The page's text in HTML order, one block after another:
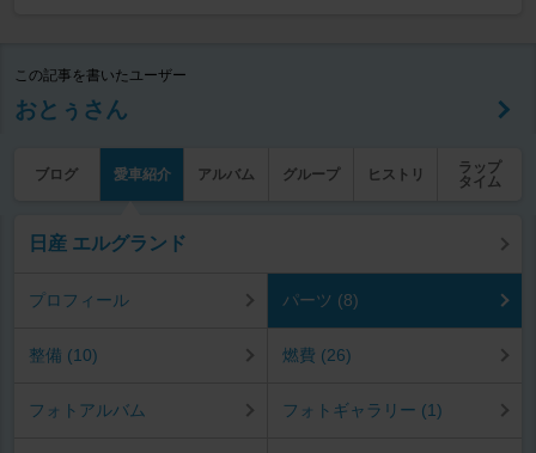
この記事を書いたユーザー
おとぅさん
ブログ 愛車紹介 アルバム グループ ヒストリ
ラップ
タイム
日産 エルグランド
プロフィール パーツ (8)
整備 (10) 燃費 (26)
フォトアルバム フォトギャラリー (1)